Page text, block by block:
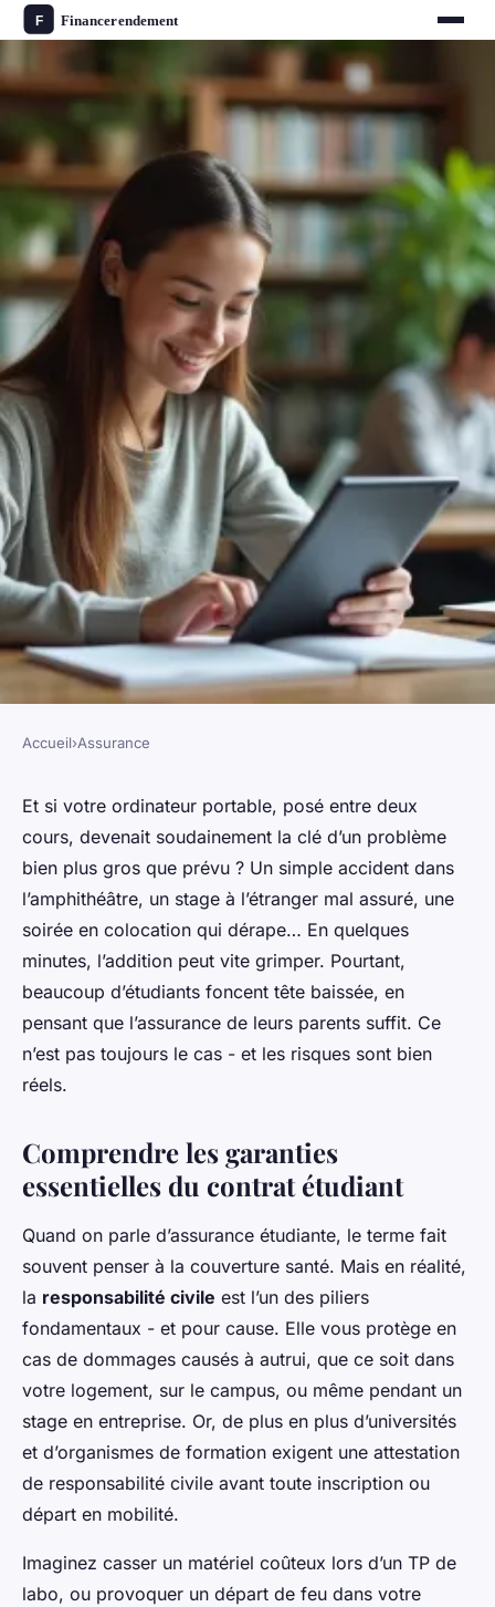
Retrouvez l'assurance étudiant
adaptée à vos besoins
Nora•26/01/2026 20:15•10 min de lecture
Accueil›Assurance
Et si votre ordinateur portable, posé entre deux
cours, devenait soudainement la clé d’un problème
bien plus gros que prévu ? Un simple accident dans
l’amphithéâtre, un stage à l’étranger mal assuré, une
soirée en colocation qui dérape… En quelques
minutes, l’addition peut vite grimper. Pourtant,
beaucoup d’étudiants foncent tête baissée, en
pensant que l’assurance de leurs parents suffit. Ce
n’est pas toujours le cas - et les risques sont bien
réels.
Comprendre les garanties
essentielles du contrat étudiant
Quand on parle d’assurance étudiante, le terme fait
souvent penser à la couverture santé. Mais en réalité,
la responsabilité civile est l’un des piliers
fondamentaux - et pour cause. Elle vous protège en
cas de dommages causés à autrui, que ce soit dans
votre logement, sur le campus, ou même pendant un
stage en entreprise. Or, de plus en plus d’universités
et d’organismes de formation exigent une attestation
de responsabilité civile avant toute inscription ou
départ en mobilité.
Imaginez casser un matériel coûteux lors d’un TP de
labo, ou provoquer un départ de feu dans votre